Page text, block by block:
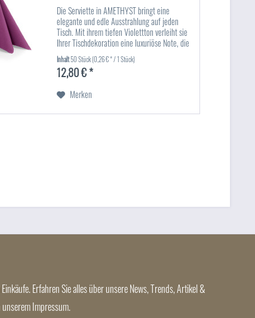
Die Serviette in AMETHYST bringt eine
elegante und edle Ausstrahlung auf jeden
Tisch. Mit ihrem tiefen Violettton verleiht sie
Ihrer Tischdekoration eine luxuriöse Note, die
besonders bei festlichen Anlässen wie
Hochzeiten, Dinnerpartys...
Inhalt50 Stück(0,26 € * / 1 Stück)
12,80 € *
Merken
Erfahren Sie alles über unsere News, Trends, Artikel &
Impressum.